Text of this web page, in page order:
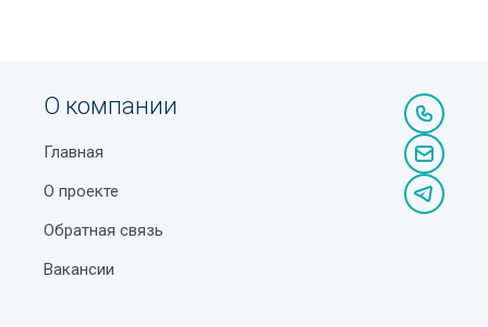
О компании
Главная
О проекте
Обратная связь
Вакансии